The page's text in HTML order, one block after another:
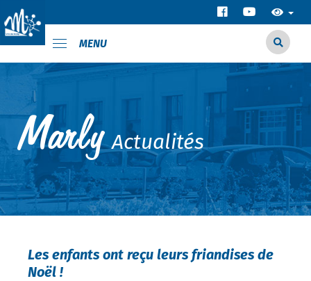
MENU
Actualités
Les enfants ont reçu leurs friandises de
Noël !